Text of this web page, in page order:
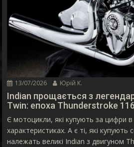
13/07/2026 Юрій К.
Indian прощається з
Twin: епоха Thunderstroke 116
Є мотоцикли, які купують за цифри в
характеристиках. А є ті, які
належать великі Indian з двигуном